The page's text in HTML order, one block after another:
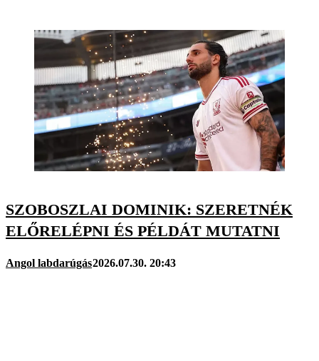
SZOBOSZLAI DOMINIK: SZERETNÉK
ELŐRELÉPNI ÉS PÉLDÁT MUTATNI
Angol labdarúgás2026.07.30. 20:43